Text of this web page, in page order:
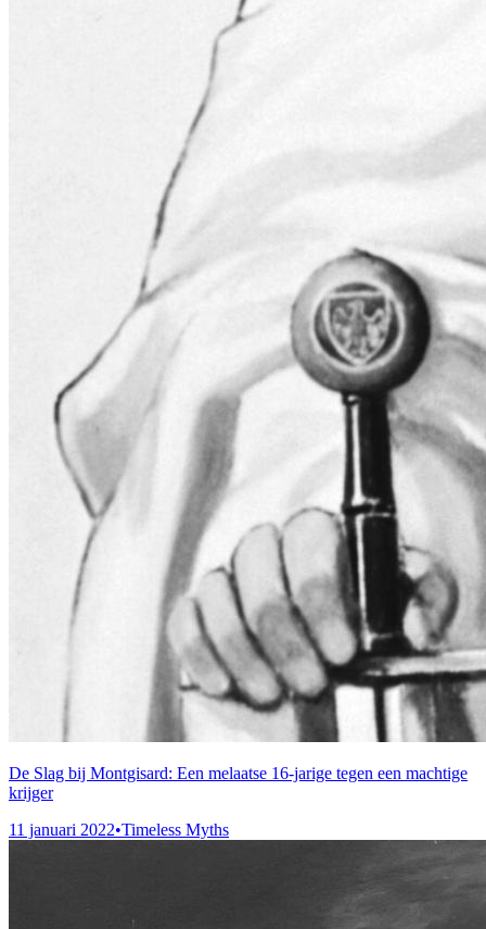
De Slag bij Montgisard: Een melaatse 16-jarige tegen een machtige
krijger
11 januari 2022•Timeless Myths